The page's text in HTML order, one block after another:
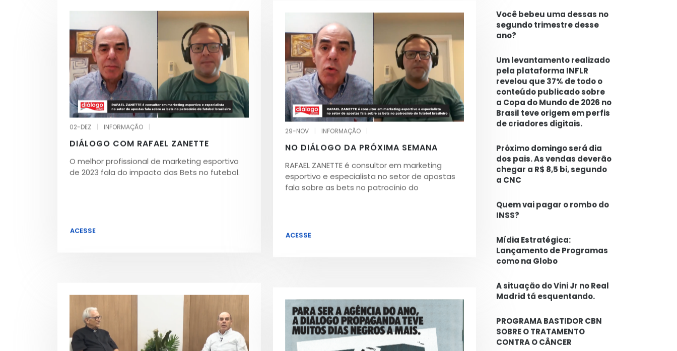
02-DEZ | INFORMAÇÃO |
DIÁLOGO COM RAFAEL ZANETTE
O melhor profissional de marketing esportivo
de 2023 fala do impacto das Bets no futebol.
ACESSE
29-NOV INFORMAÇÃO
NO DIÁLOGO DA PRÓXIMA SEMANA
RAFAEL ZANETTE é consultor em marketing
esportivo e especialista no setor de apostas
fala sobre as bets no patrocínio do
ACESSE
Você bebeu uma dessas no
segundo trimestre desse
ano?
Um levantamento realizado
pela plataforma INFLR
revelou que 37% de todo o
conteúdo publicado sobre
a Copa do Mundo de 2026 no
Brasil teve origem em perfis
de criadores digitais.
Próximo domingo será dia
dos pais. As vendas deverão
chegar a R$ 8,5 bi, segundo
a CNC
Quem vai pagar o rombo do
INSS?
Mídia Estratégica:
Lançamento de Programas
como na Globo
A situação do Vini Jr no Real
Madrid tá esquentando.
PROGRAMA BASTIDOR CBN
SOBRE O TRATAMENTO
CONTRA O CÂNCER